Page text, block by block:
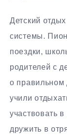
Детский
системы.
поездки,
родителей с
о правильном
учили
участвовать
дружить в